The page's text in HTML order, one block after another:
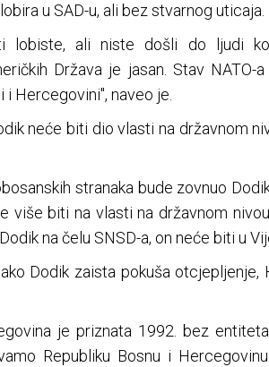
u SAD-u, ali bez stvarnog uticaja.
lobiste, ali niste došli do ljudi
Država je jasan. Stav NATO-
i Hercegovini", naveo je.
neće biti dio vlasti na državnom
stranaka bude zovnuo
više biti na vlasti na državnom
na čelu SNSD-a, on neće biti u
Dodik zaista pokuša otcjepljenje,
je priznata 1992. bez
Republiku Bosnu i